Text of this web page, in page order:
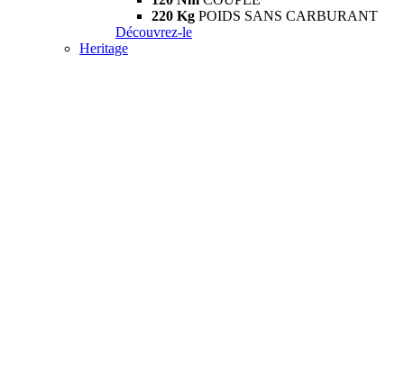
220 Kg POIDS SANS CARBURANT
Découvrez-le
Heritage